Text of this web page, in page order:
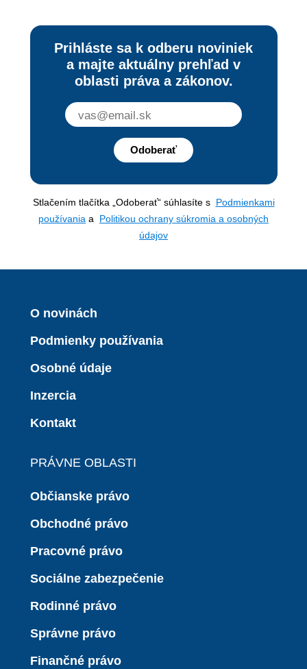
Prihláste sa k odberu noviniek
a majte aktuálny prehľad v
oblasti práva a zákonov.
Odoberať
Stlačením tlačítka „Odoberať“ súhlasíte s Podmienkami
používania a Politikou ochrany súkromia a osobných
údajov
O novinách
Podmienky používania
Osobné údaje
Inzercia
Kontakt
PRÁVNE OBLASTI
Občianske právo
Obchodné právo
Pracovné právo
Sociálne zabezpečenie
Rodinné právo
Správne právo
Finančné právo